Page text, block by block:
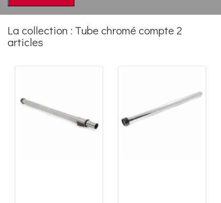
La collection : Tube chromé compte 2
articles